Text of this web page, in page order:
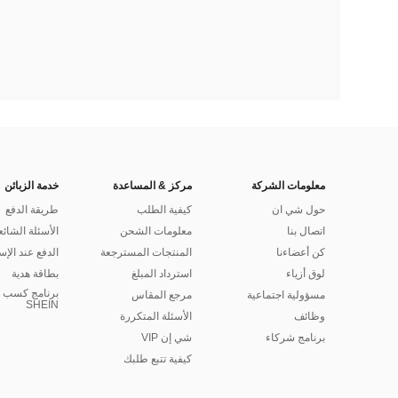
معلومات الشركة
حول شي ان
اتصال بنا
كن أعضاءنا
لوق أزياء
مسؤولية اجتماعية
وظائف
برنامج شركاء
مركز & المساعدة
كيفية الطلب
معلومات الشحن
المنتجات المسترجعة
استرداد المبلغ
مرجع المقاس
الأسئلة المتكررة
شي إن VIP
كيفية تتبع طلبك
خدمة الزبائن
طريقة الدفع
الأسئلة
الدفع عند
بطاقة هدية
برنامج كسب
SHEIN